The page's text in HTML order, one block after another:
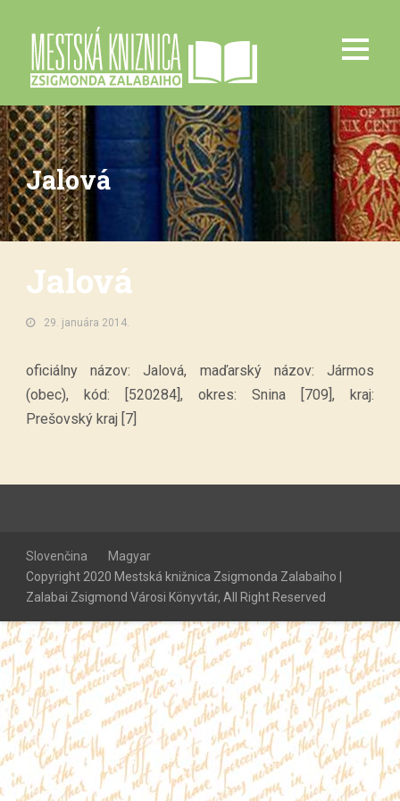
Jalová
Jalová
29. januára 2014.
oficiálny názov: Jalová, maďarský názov: Jármos
(obec), kód: [520284], okres: Snina [709], kraj:
Prešovský kraj [7]
Slovenčina
Magyar
Copyright 2020 Mestská knižnica Zsigmonda Zalabaiho |
Zalabai Zsigmond Városi Könyvtár, All Right Reserved